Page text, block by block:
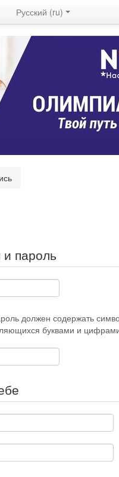
Русский ‎(ru)‎
пароль
должен содержать
буквами и